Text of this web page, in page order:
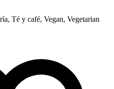
Té y café, Vegan, Vegetarian